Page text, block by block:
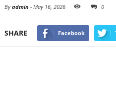
Byadmin - May 16, 2026 0
SHARE Facebook